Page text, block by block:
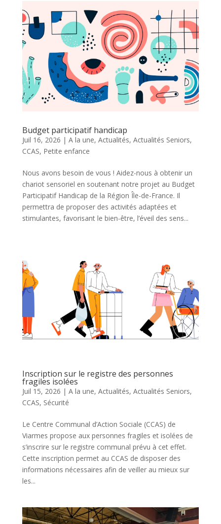
Budget participatif handicap
Juil 16, 2026 | A la une, Actualités, Actualités Seniors,
CCAS, Petite enfance
Nous avons besoin de vous ! Aidez-nous à obtenir un
chariot sensoriel en soutenant notre projet au Budget
Participatif Handicap de la Région Île-de-France. Il
permettra de proposer des activités adaptées et
stimulantes, favorisant le bien-être, l’éveil des sens...
Inscription sur le registre des personnes
fragiles isolées
Juil 15, 2026 | A la une, Actualités, Actualités Seniors,
CCAS, Sécurité
Le Centre Communal d’Action Sociale (CCAS) de
Viarmes propose aux personnes fragiles et isolées de
s’inscrire sur le registre communal prévu à cet effet.
Cette inscription permet au CCAS de disposer des
informations nécessaires afin de veiller au mieux sur
les...